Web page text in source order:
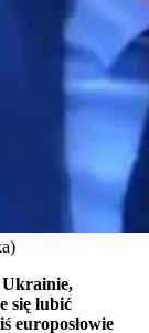
Ukrainie,
się lubić
europosłowie